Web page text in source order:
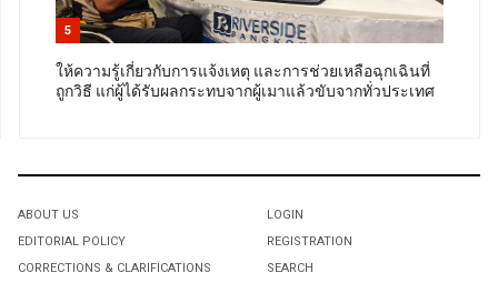
5
ให้ความรู้เกี่ยวกับการแจ้งเหตุ และการช่วยเหลือฉุกเฉินที่
ถูกวิธี แก่ผู้ได้รับผลกระทบจากผู้เมาแล้วขับจากทั่วประเทศ
ABOUT US
EDITORIAL POLICY
CORRECTIONS & CLARIFICATIONS
LOGIN
REGISTRATION
SEARCH